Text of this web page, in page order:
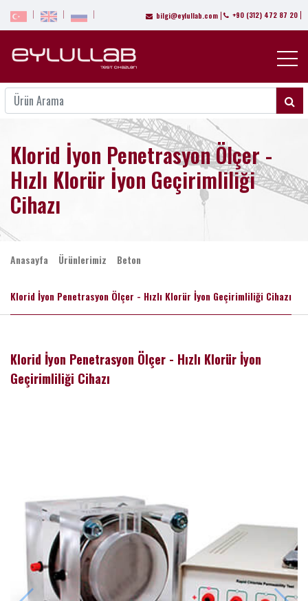
bilgi@eylullab.com +90 (312) 472 87 20
Klorid İyon Penetrasyon Ölçer -
Hızlı Klorür İyon Geçirimliliği
Cihazı
Anasayfa Ürünlerimiz Beton
Klorid İyon Penetrasyon Ölçer - Hızlı Klorür İyon Geçirimliliği Cihazı
Klorid İyon Penetrasyon Ölçer - Hızlı Klorür İyon
Geçirimliliği Cihazı